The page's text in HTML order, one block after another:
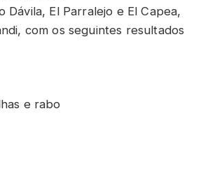
El Parralejo e El Capea,
com os seguintes resultados
e rabo